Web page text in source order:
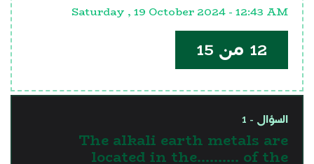
Saturday , 19 October 2024 - 12:43 AM
12 من 15
السؤال - 1
The alkali earth metals are
located in the.......... of the